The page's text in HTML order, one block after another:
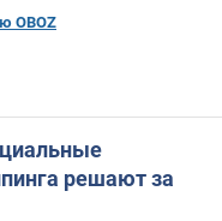
OBOZ
решают за